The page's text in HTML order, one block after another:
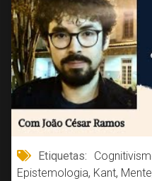
Etiquetas:
Epistemologia, Kant, Mente